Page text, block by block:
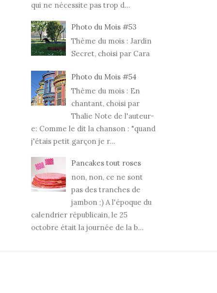
qui ne nécessite pas trop d...
Photo du Mois #53
Thème du mois : Jardin
Secret, choisi par Cara
Photo du Mois #54
Thème du mois : En
chantant, choisi par
Thalie Note de l'auteur-
e: Comme le dit la chanson : "quand
j'étais petit garçon je r...
Pancakes tout roses
non, non, ce ne sont
pas des tranches de
jambon ;) A l'époque du
calendrier républicain, le 25
octobre était la journée de la b...